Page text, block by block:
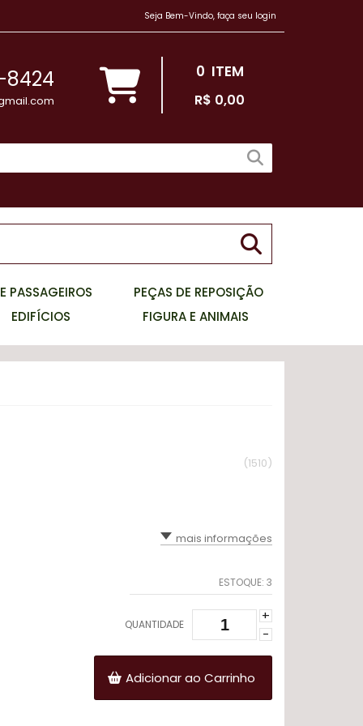
Seja Bem-Vindo, faça seu login
0 ITEM
R$ 0,00
PASSAGEIROS
PEÇAS DE REPOSIÇÃO
EDIFÍCIOS FIGURA E ANIMAIS
(1510)
mais informações
ESTOQUE: 3
QUANTIDADE
+
-
Adicionar ao Carrinho